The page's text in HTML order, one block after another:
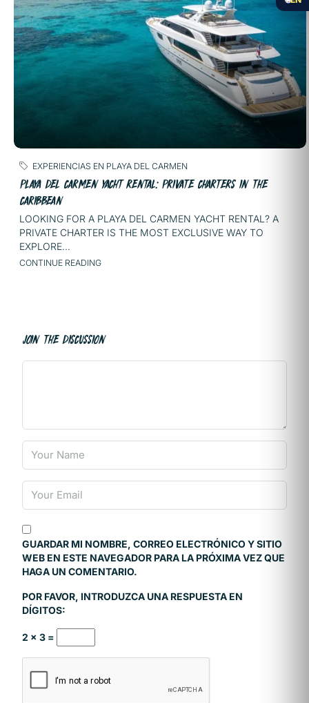
EXPERIENCIAS EN PLAYA DEL CARMEN
PLAYA DEL CARMEN YACHT RENTAL: PRIVATE CHARTERS IN THE
CARIBBEAN
LOOKING FOR A PLAYA DEL CARMEN YACHT RENTAL? A
PRIVATE CHARTER IS THE MOST EXCLUSIVE WAY TO
EXPLORE...
CONTINUE READING
JOIN THE DISCUSSION
GUARDAR MI NOMBRE, CORREO ELECTRÓNICO Y SITIO
WEB EN ESTE NAVEGADOR PARA LA PRÓXIMA VEZ QUE
HAGA UN COMENTARIO.
POR FAVOR, INTRODUZCA UNA RESPUESTA EN
DÍGITOS:
2 × 3 =